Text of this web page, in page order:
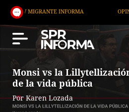
INFORMA OPINIÓN
Monsi vs la
de la vida pública
Por Karen Lozada